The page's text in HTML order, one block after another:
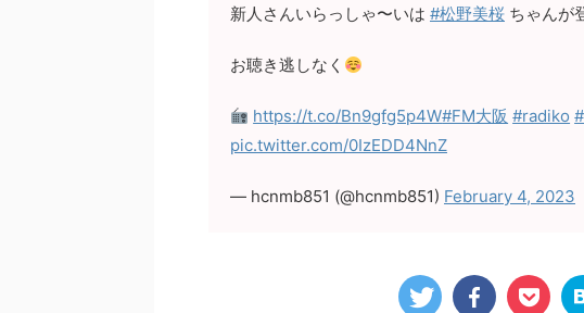
新人さんいらっしゃ〜いは #松野美桜 ちゃんが
お聴き逃しなく
https://t.co/Bn9gfg5p4W#FM大阪 #radiko
pic.twitter.com/0IzEDD4NnZ
— hcnmb851 (@hcnmb851) February 4, 2023